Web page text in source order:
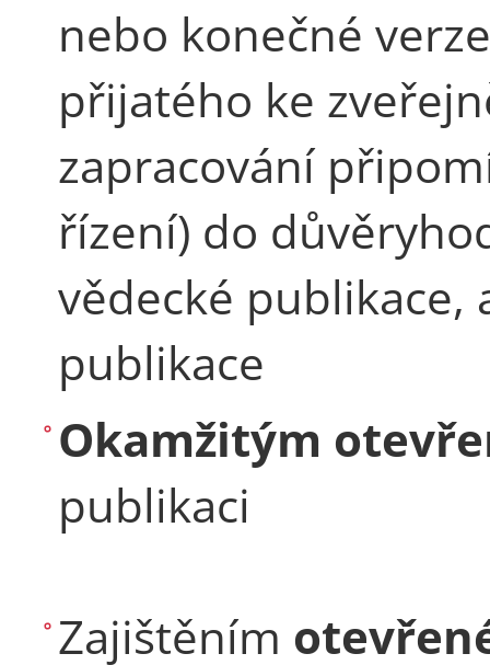
nebo konečné
přijatého ke
zapracování
řízení) do
vědecké publikace,
publikace
Okamžitým
publikaci
Zajištěním